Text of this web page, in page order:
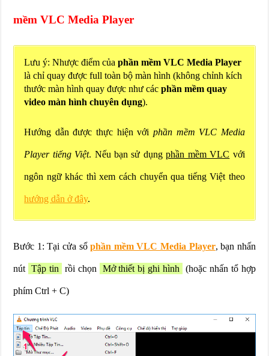
mềm VLC Media Player
Lưu ý: Nhược điểm củaphần mềm VLC Media Player
là chỉ quay được full toàn bộ màn hình (không chỉnh kích
thước màn hình quay được như cácphần mềm quay
video màn hình chuyên dụng).
Hướng dẫn được thực hiện với phần mềm VLC Media
Player tiếng Việt. Nếu bạn sử dụngphần mềm VLC với
ngôn ngữ khác thì xem cách chuyển qua tiếng Việt theo
hướng dẫn ở đây.
Bước 1: Tại cửa sổphần mềm VLC Media Player, bạn nhấn
nút Tập tin rồi chọn Mở thiết bị ghi hình (hoặc nhấn tổ hợp
phím Ctrl + C)